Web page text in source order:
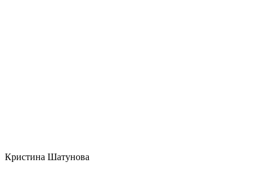
Кристина Шатунова